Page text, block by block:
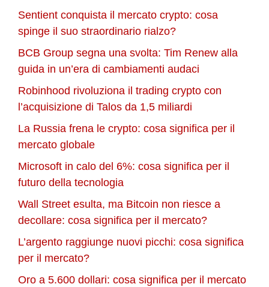
Sentient conquista il mercato crypto: cosa
spinge il suo straordinario rialzo?
BCB Group segna una svolta: Tim Renew alla
guida in un’era di cambiamenti audaci
Robinhood rivoluziona il trading crypto con
l’acquisizione di Talos da 1,5 miliardi
La Russia frena le crypto: cosa significa per il
mercato globale
Microsoft in calo del 6%: cosa significa per il
futuro della tecnologia
Wall Street esulta, ma Bitcoin non riesce a
decollare: cosa significa per il mercato?
L’argento raggiunge nuovi picchi: cosa significa
per il mercato?
Oro a 5.600 dollari: cosa significa per il mercato